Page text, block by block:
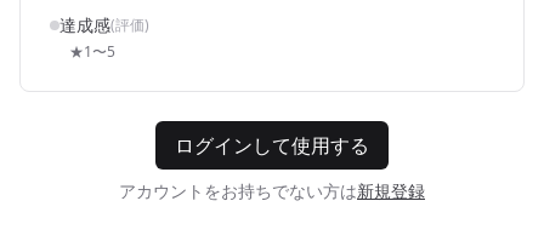
達成感(評価)
★1〜5
ログインして使用する
アカウントをお持ちでない方は新規登録